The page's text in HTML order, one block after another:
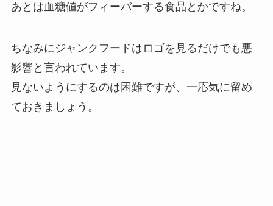
あとは血糖値がフィーバーする食品とかですね。
ちなみにジャンクフードはロゴを見るだけでも悪
影響と言われています。
見ないようにするのは困難ですが、一応気に留め
ておきましょう。